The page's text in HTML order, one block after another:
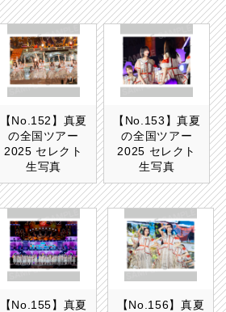
【No.152】真夏
の全国ツアー
2025 セレクト
生写真
【No.153】真夏
の全国ツアー
2025 セレクト
生写真
【No.155】真夏
【No.156】真夏